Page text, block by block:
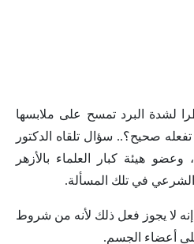
لشدة البرد تمسح على ملابسها
صحيح؟.. سؤال تلقاه الدكتور
هيئة كبار العلماء بالأزهر
في تلك المسألة.
لا يجوز فعل ذلك لأنه من شروط
أعضاء الجسم.